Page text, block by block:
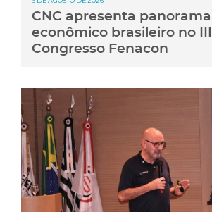
CNC apresenta panorama
econômico brasileiro no III
Congresso Fenacon